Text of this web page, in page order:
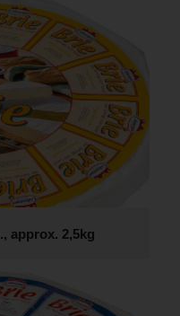
approx. 2,5kg